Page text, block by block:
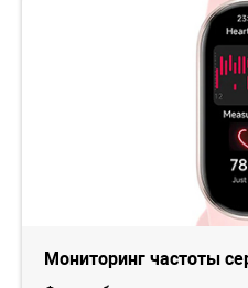
Мониторинг частоты